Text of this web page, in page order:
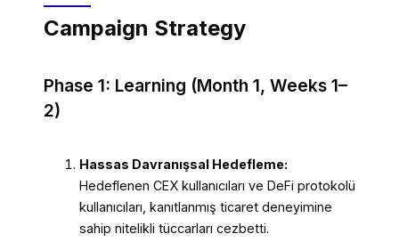
Campaign Strategy
Phase 1: Learning (Month 1, Weeks 1–
2)
Hassas Davranışsal Hedefleme:
Hedeflenen CEX kullanıcıları ve DeFi protokolü
kullanıcıları, kanıtlanmış ticaret deneyimine
sahip nitelikli tüccarları cezbetti.